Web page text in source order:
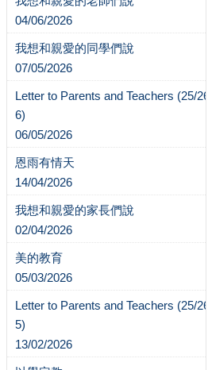
04/06/2026
我想和親愛的同學們說
07/05/2026
Letter to Parents and Teachers (25/26-
6)
06/05/2026
恩雨有情天
14/04/2026
我想和親愛的家長們說
02/04/2026
美的教育
05/03/2026
Letter to Parents and Teachers (25/26-
5)
13/02/2026